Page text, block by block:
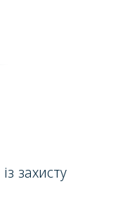
із захисту